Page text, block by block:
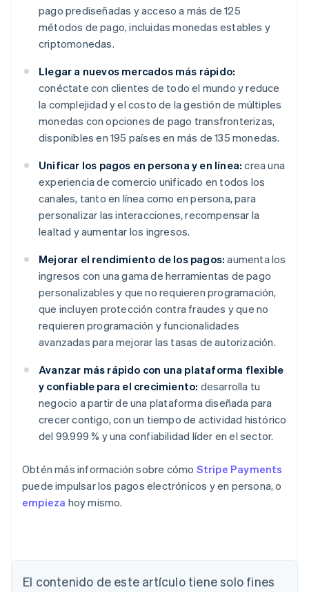
pago prediseñadas y acceso a más de 125
métodos de pago, incluidas monedas estables y
criptomonedas.
Llegar a nuevos mercados más rápido:
conéctate con clientes de todo el mundo y reduce
la complejidad y el costo de la gestión de múltiples
monedas con opciones de pago transfronterizas,
disponibles en 195 países en más de 135 monedas.
Unificar los pagos en persona y en línea: crea una
experiencia de comercio unificado en todos los
canales, tanto en línea como en persona, para
personalizar las interacciones, recompensar la
lealtad y aumentar los ingresos.
Mejorar el rendimiento de los pagos: aumenta los
ingresos con una gama de herramientas de pago
personalizables y que no requieren programación,
que incluyen protección contra fraudes y que no
requieren programación y funcionalidades
avanzadas para mejorar las tasas de autorización.
Avanzar más rápido con una plataforma flexible
y confiable para el crecimiento: desarrolla tu
negocio a partir de una plataforma diseñada para
crecer contigo, con un tiempo de actividad histórico
del 99.999 % y una confiabilidad líder en el sector.
Obtén más información sobre cómo Stripe Payments
puede impulsar los pagos electrónicos y en persona, o
empieza hoy mismo.
El contenido de este artículo tiene solo fines
DeutschEnglish